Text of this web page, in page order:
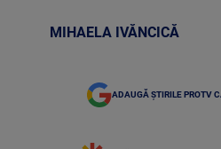
MIHAELA IVĂNCICĂ
ADAUGĂ ȘTIRILE PROTV